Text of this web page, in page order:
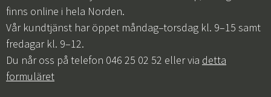
finns online i hela Norden.
Vår kundtjänst har öppet måndag–torsdag kl. 9–15 samt
fredagar kl. 9–12.
Du når oss på telefon 046 25 02 52 eller via detta
formuläret